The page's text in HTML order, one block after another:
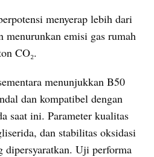
menyerap lebih dari
menurunkan emisi gas rumah
CO₂.
menunjukkan B50
dan kompatibel dengan
saat ini. Parameter kualitas
dan stabilitas oksidasi
dipersyaratkan. Uji performa